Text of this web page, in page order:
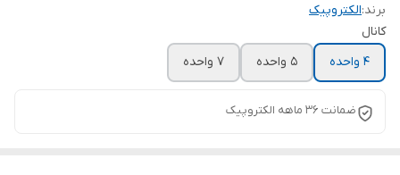
برند:الکتروپیک
کانال
۴ واحده
۵ واحده ۷ واحده
ضمانت ۳۶ ماهه الکتروپیک